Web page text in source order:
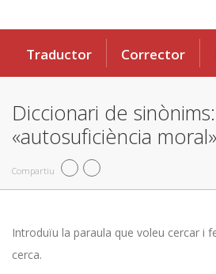
Traductor Corrector
Diccionari de sinònims:
«autosuficiència moral»
Compartiu
Introduïu la paraula que voleu cercar i
cerca.